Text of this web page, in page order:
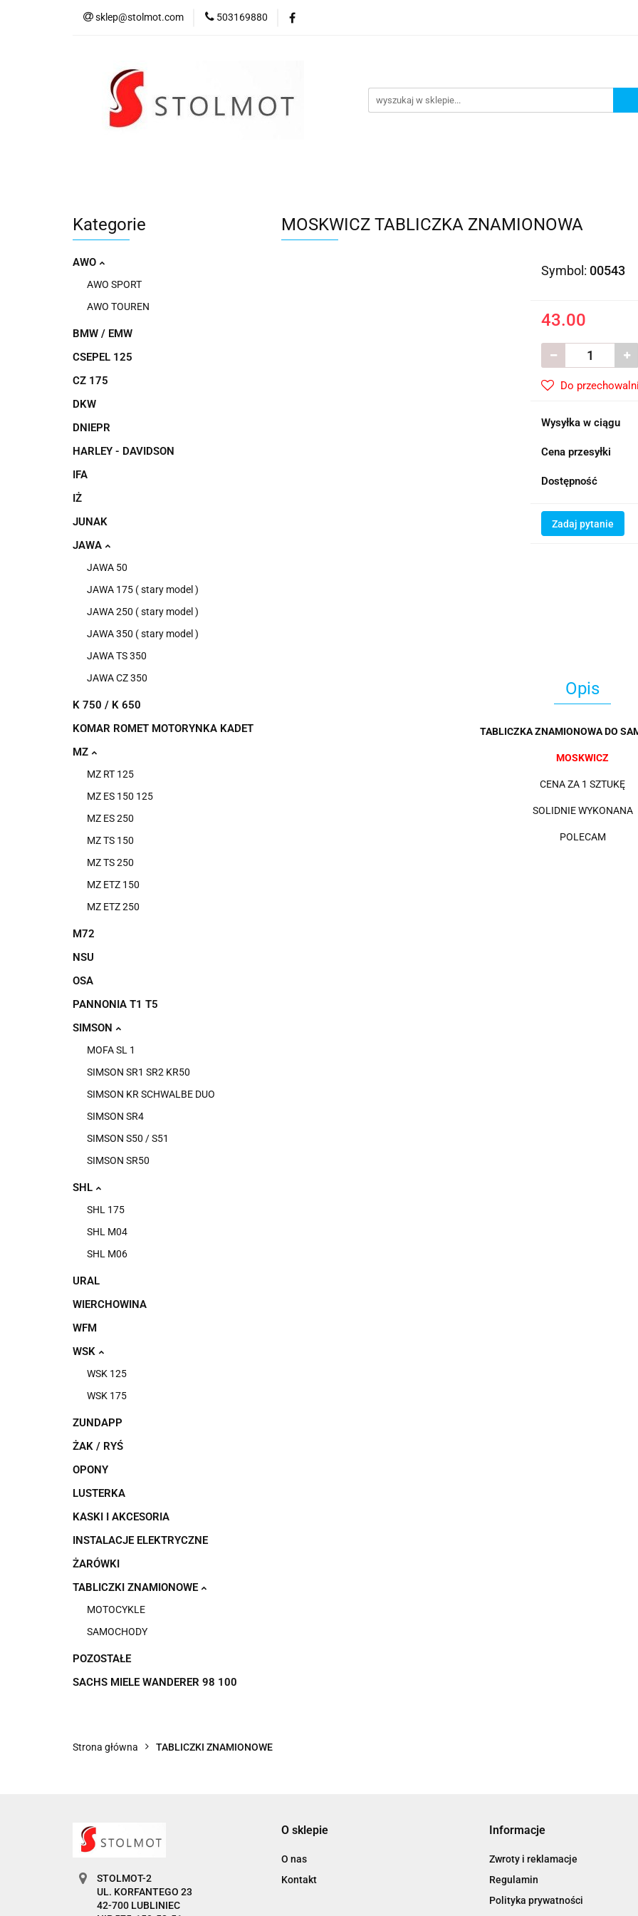
sklep@stolmot.com 503169880
Kategorie
AWO
AWO SPORT
AWO TOUREN
BMW / EMW
CSEPEL 125
CZ 175
DKW
DNIEPR
HARLEY - DAVIDSON
IFA
IŻ
JUNAK
JAWA
JAWA 50
JAWA 175 ( stary model )
JAWA 250 ( stary model )
JAWA 350 ( stary model )
JAWA TS 350
JAWA CZ 350
K 750 / K 650
KOMAR ROMET MOTORYNKA KADET
MZ
MZ RT 125
MZ ES 150 125
MZ ES 250
MZ TS 150
MZ TS 250
MZ ETZ 150
MZ ETZ 250
M72
NSU
OSA
PANNONIA T1 T5
SIMSON
MOFA SL 1
SIMSON SR1 SR2 KR50
SIMSON KR SCHWALBE DUO
SIMSON SR4
SIMSON S50 / S51
SIMSON SR50
SHL
SHL 175
SHL M04
SHL M06
URAL
WIERCHOWINA
WFM
WSK
WSK 125
WSK 175
ZUNDAPP
ŻAK / RYŚ
OPONY
LUSTERKA
KASKI I AKCESORIA
INSTALACJE ELEKTRYCZNE
ŻARÓWKI
TABLICZKI ZNAMIONOWE
MOTOCYKLE
SAMOCHODY
POZOSTAŁE
SACHS MIELE WANDERER 98 100
MOSKWICZ TABLICZKA ZNAMIONOWA
Symbol: 00543
43.00
Do przechowalni
Wysyłka w ciągu
Cena przesyłki
Dostępność
Zadaj pytanie
Opis
TABLICZKA ZNAMIONOWA DO
MOSKWICZ
CENA ZA 1 SZTUKĘ
SOLIDNIE WYKONANA
POLECAM
Strona główna TABLICZKI ZNAMIONOWE
STOLMOT-2
UL. KORFANTEGO 23
42-700 LUBLINIEC
O sklepie
O nas
Kontakt
Informacje
Zwroty i reklamacje
Regulamin
Polityka prywatności